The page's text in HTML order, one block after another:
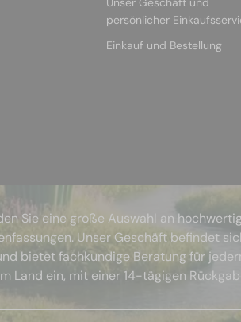
persönlicher
Einkauf und Bestellung
Sie eine große Auswahl an
Unser Geschäft befindet
bietet fachkundige Beratung für
Land ein, mit einer 14-tägigen